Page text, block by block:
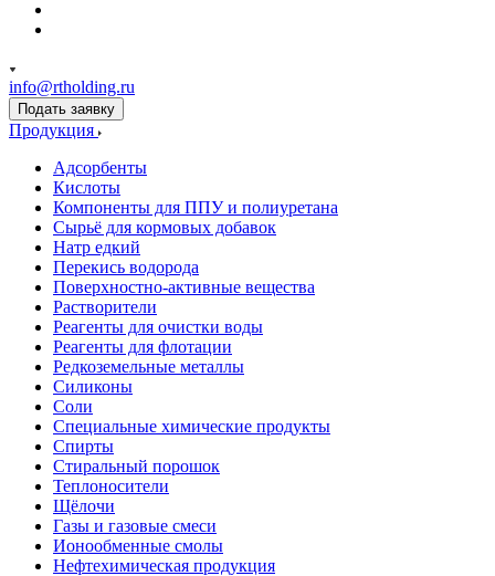
info@rtholding.ru
Подать заявку
Продукция
Адсорбенты
Кислоты
Компоненты для ППУ и полиуретана
Сырьё для кормовых добавок
Натр едкий
Перекись водорода
Поверхностно-активные вещества
Растворители
Реагенты для очистки воды
Реагенты для флотации
Редкоземельные металлы
Силиконы
Соли
Специальные химические продукты
Спирты
Стиральный порошок
Теплоносители
Щёлочи
Газы и газовые смеси
Ионообменные смолы
Нефтехимическая продукция